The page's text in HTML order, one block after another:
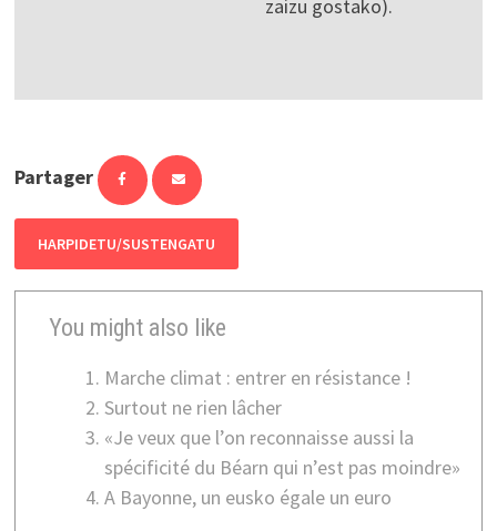
zaizu gostako).
Partager
HARPIDETU/SUSTENGATU
You might also like
Marche climat : entrer en résistance !
Surtout ne rien lâcher
«Je veux que l’on reconnaisse aussi la
spécificité du Béarn qui n’est pas moindre»
A Bayonne, un eusko égale un euro